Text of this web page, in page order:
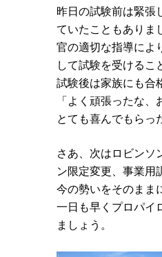
昨日の試験前は緊張
ていたこともありま
官の適切な指導によ
して試験を受けるこ
試験後は家族にも合
「よく頑張ったな、
とても喜んでもらっ
さあ、次はロビンソ
ン限定変更、事業用
今の勢いをそのまま
一日も早くプロパイ
ましょう。